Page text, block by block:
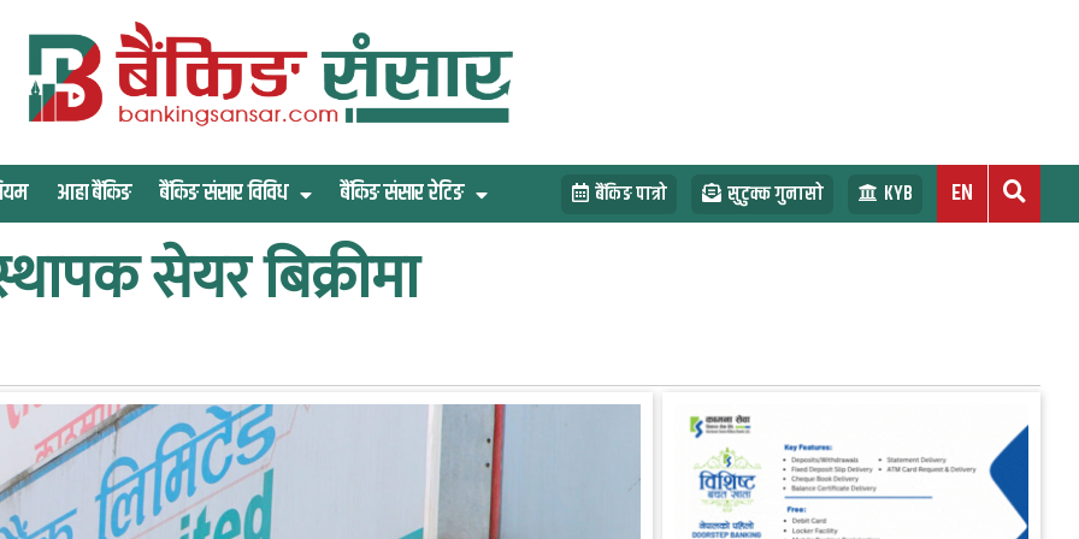
आहा बैंकिङ बैंकिङ संसार विविध बैंकिङ संसार रेटिङ बैंकिङ पात्रो सुटुक्क गुनासो KYB EN
सेयर बिक्रीमा